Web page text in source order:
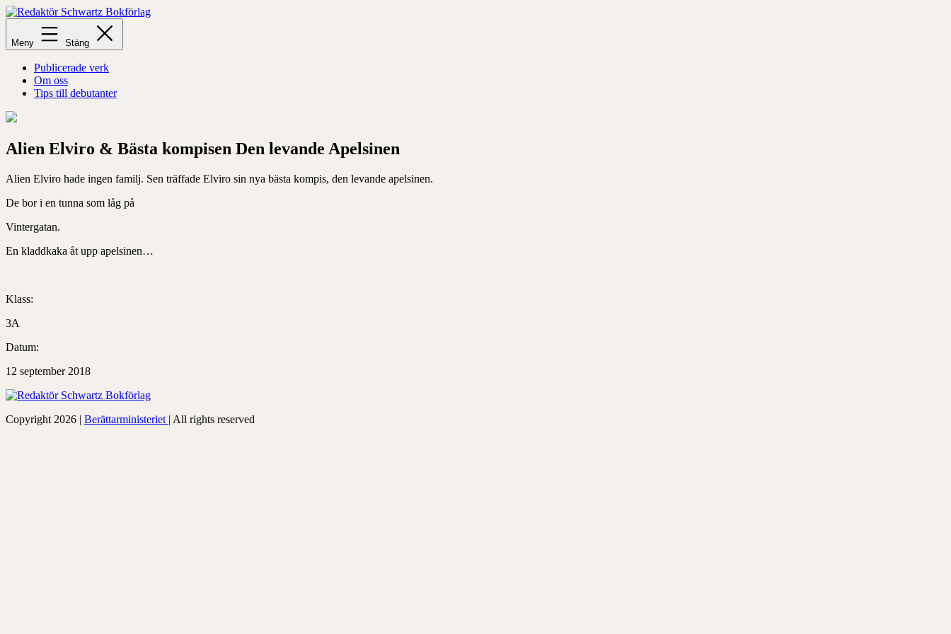
Hoppa
till
innehåll
Redaktör
Schwartz
Bokförlag
Meny Stäng
Publicerade verk
Om oss
Tips till debutanter
Alien Elviro & Bästa kompisen Den levande Apelsinen
Alien Elviro hade ingen familj. Sen träffade Elviro sin nya bästa kompis, den levande apelsinen.
De bor i en tunna som låg på
Vintergatan.
En kladdkaka åt upp apelsinen…
Klass:
3A
Datum:
12 september 2018
Copyright 2026 | Berättarministeriet | All rights reserved